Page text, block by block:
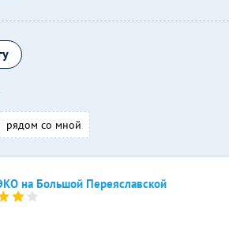
рядом со мной
на Большой Переяславской